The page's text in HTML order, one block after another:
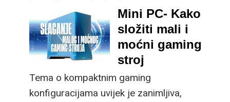
OS do 2026. godine.
Mini PC- Kako
složiti mali i
moćni gaming
stroj
Tema o kompaktnim gaming
konfiguracijama uvijek je zanimljiva,